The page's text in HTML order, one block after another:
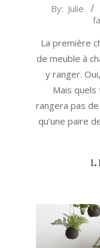
2020-
31
By: Julie
La première
de meuble à
y ranger.
Mais quels
rangera pas
qu’une paire